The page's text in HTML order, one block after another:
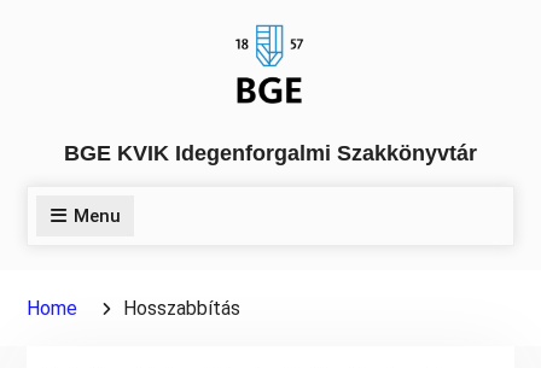
BGE KVIK Idegenforgalmi Szakkönyvtár
Menu
Home Hosszabbítás